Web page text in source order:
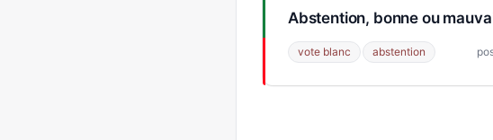
Abstention, bonne ou
vote blanc abstention